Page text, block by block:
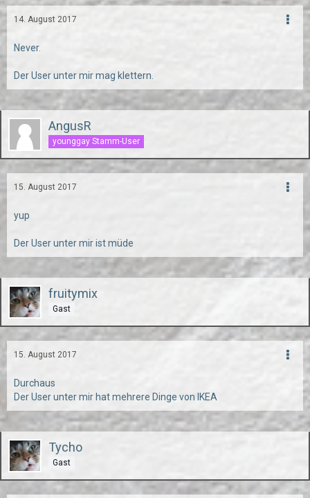
14. August 2017
Never.
Der User unter mir mag klettern.
AngusR
younggay Stamm-User
15. August 2017
yup
Der User unter mir ist müde
fruitymix
Gast
15. August 2017
Durchaus
Der User unter mir hat mehrere Dinge von IKEA
Tycho
Gast